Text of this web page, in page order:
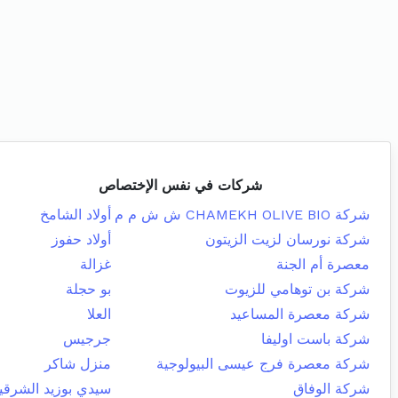
شركات في نفس الإختصاص
شركة CHAMEKH OLIVE BIO ش ش م م
أولاد الشامخ
شركة نورسان لزيت الزيتون
أولاد حفوز
معصرة أم الجنة
غزالة
شركة بن توهامي للزيوت
بو حجلة
شركة معصرة المساعيد
العلا
شركة باست اوليفا
جرجيس
شركة معصرة فرج عيسى البيولوجية
منزل شاكر
شركة الوفاق
سيدي بوزيد